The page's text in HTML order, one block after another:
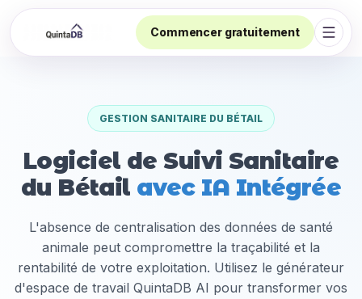
Commencer gratuitement
GESTION SANITAIRE DU BÉTAIL
Logiciel de Suivi Sanitaire
du Bétail avec IA Intégrée
L'absence de centralisation des données de santé
animale peut compromettre la traçabilité et la
rentabilité de votre exploitation. Utilisez le générateur
d'espace de travail QuintaDB AI pour transformer vos